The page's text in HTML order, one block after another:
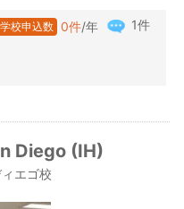
学校申込数 0件/年 1件
Diego (IH)
エゴ校